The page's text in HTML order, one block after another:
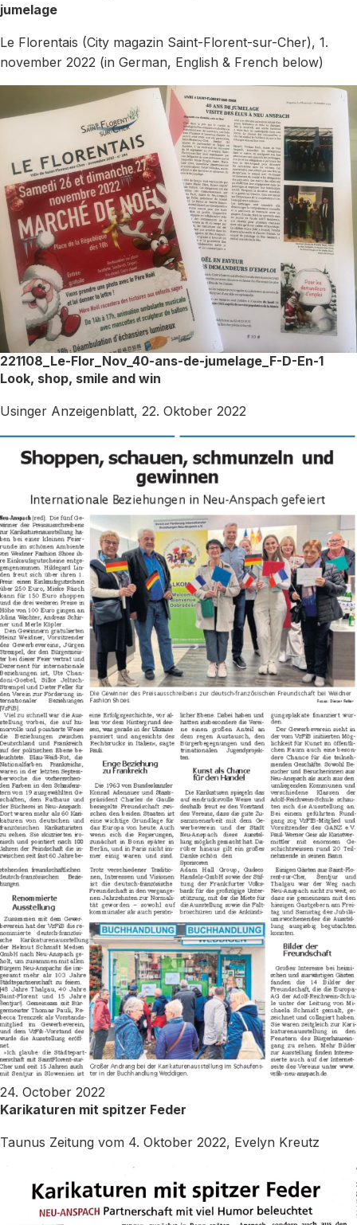
jumelage
Le Florentais (City magazin Saint-Florent-sur-Cher), 1.
november 2022 (in German, English & French below)
221108_Le-Flor_Nov_40-ans-de-jumelage_F-D-En-1
Look, shop, smile and win
Usinger Anzeigenblatt, 22. Oktober 2022
24. October 2022
Karikaturen mit spitzer Feder
Taunus Zeitung vom 4. Oktober 2022, Evelyn Kreutz